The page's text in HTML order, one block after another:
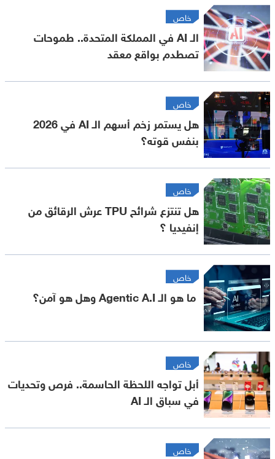
خاص
الـ AI في المملكة المتحدة.. طموحات
تصطدم بواقع معقد
خاص
هل يستمر زخم أسهم الـ AI في 2026
بنفس قوته؟
خاص
هل تنتزع شرائح TPU عرش الرقائق من
إنفيديا ؟
خاص
ما هو الـ Agentic A.I وهل هو آمن؟
خاص
أبل تواجه اللحظة الحاسمة.. فرص وتحديات
في سباق الـ AI
خاص